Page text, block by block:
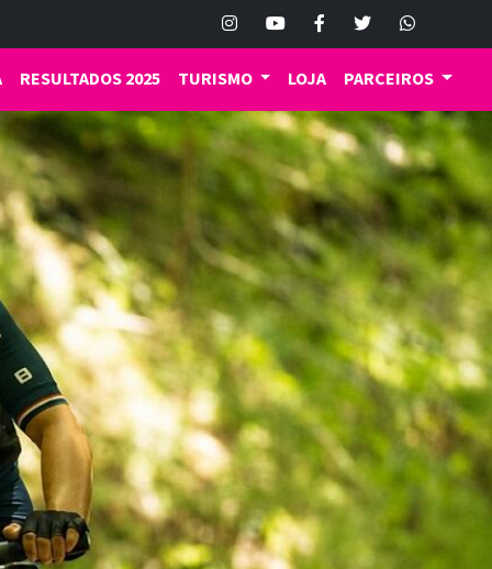
RESULTADOS 2025 TURISMO LOJA PARCEIROS